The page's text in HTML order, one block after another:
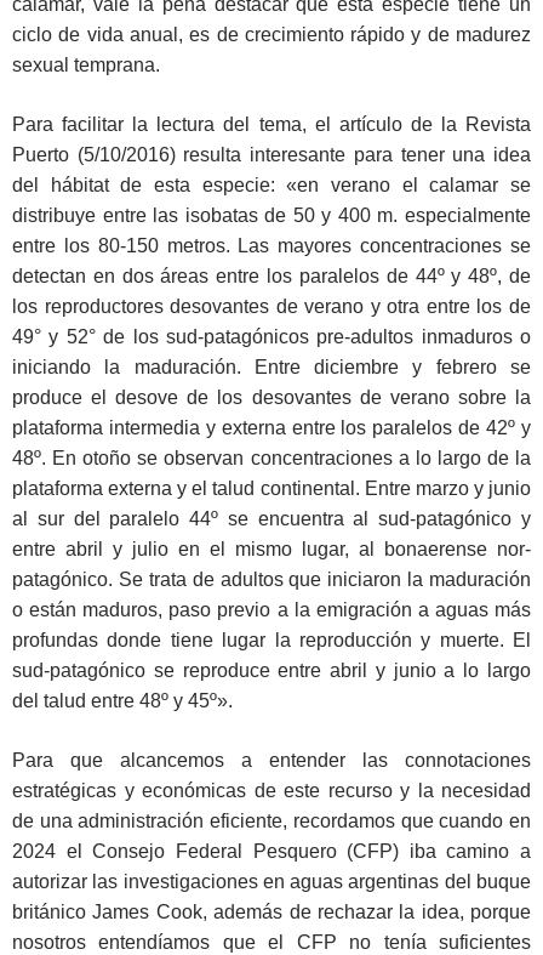
calamar, vale la pena destacar que esta especie tiene un
ciclo de vida anual, es de crecimiento rápido y de madurez
sexual temprana.
Para facilitar la lectura del tema, el artículo de la Revista
Puerto (5/10/2016) resulta interesante para tener una idea
del hábitat de esta especie: «en verano el calamar se
distribuye entre las isobatas de 50 y 400 m. especialmente
entre los 80-150 metros. Las mayores concentraciones se
detectan en dos áreas entre los paralelos de 44º y 48º, de
los reproductores desovantes de verano y otra entre los de
49° y 52° de los sud-patagónicos pre-adultos inmaduros o
iniciando la maduración. Entre diciembre y febrero se
produce el desove de los desovantes de verano sobre la
plataforma intermedia y externa entre los paralelos de 42º y
48º. En otoño se observan concentraciones a lo largo de la
plataforma externa y el talud continental. Entre marzo y junio
al sur del paralelo 44º se encuentra al sud-patagónico y
entre abril y julio en el mismo lugar, al bonaerense nor-
patagónico. Se trata de adultos que iniciaron la maduración
o están maduros, paso previo a la emigración a aguas más
profundas donde tiene lugar la reproducción y muerte. El
sud-patagónico se reproduce entre abril y junio a lo largo
del talud entre 48º y 45º».
Para que alcancemos a entender las connotaciones
estratégicas y económicas de este recurso y la necesidad
de una administración eficiente, recordamos que cuando en
2024 el Consejo Federal Pesquero (CFP) iba camino a
autorizar las investigaciones en aguas argentinas del buque
británico James Cook, además de rechazar la idea, porque
nosotros entendíamos que el CFP no tenía suficientes